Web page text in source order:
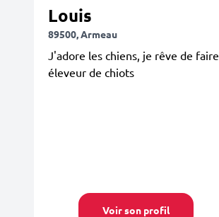
Louis
89500, Armeau
J'adore les chiens, je rêve de faire
éleveur de chiots
Voir son profil